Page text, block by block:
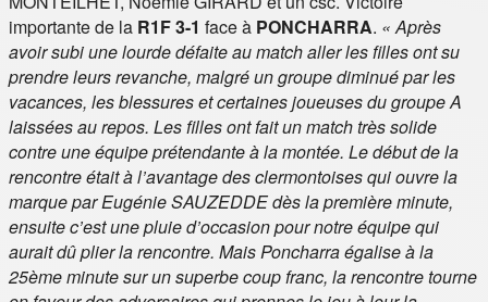
importante de la R1F 3-1 face à PONCHARRA. « Après
avoir subi une lourde défaite au match aller les filles ont su
prendre leurs revanche, malgré un groupe diminué par les
vacances, les blessures et certaines joueuses du groupe A
laissées au repos. Les filles ont fait un match très solide
contre une équipe prétendante à la montée. Le début de la
rencontre était à l’avantage des clermontoises qui ouvre la
marque par Eugénie SAUZEDDE dès la première minute,
ensuite c’est une pluie d’occasion pour notre équipe qui
aurait dû plier la rencontre. Mais Poncharra égalise à la
25ème minute sur un superbe coup franc, la rencontre tourne